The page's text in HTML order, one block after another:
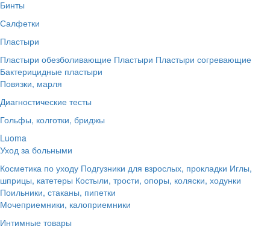
Бинты
Салфетки
Пластыри
Пластыри обезболивающие Пластыри Пластыри согревающие
Бактерицидные пластыри
Повязки, марля
Диагностические тесты
Гольфы, колготки, бриджы
Luoma
Уход за больными
Косметика по уходу Подгузники для взрослых, прокладки Иглы,
шприцы, катетеры Костыли, трости, опоры, коляски, ходунки
Поильники, стаканы, пипетки
Мочеприемники, калоприемники
Интимные товары